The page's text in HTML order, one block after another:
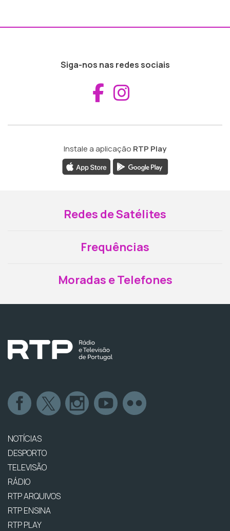
Siga-nos nas redes sociais
Aceder ao
Instale a aplicação RTP Play
Redes de Satélites
Frequências
Moradas e Telefones
NOTÍCIAS
DESPORTO
TELEVISÃO
RÁDIO
RTP ARQUIVOS
RTP ENSINA
RTP PLAY